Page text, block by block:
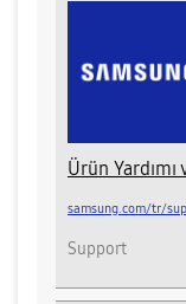
Ürün
samsung.com/tr/
Support